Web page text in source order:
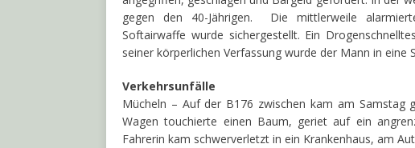
gegen den 40-Jährigen. Die mittlerweile
Softairwaffe wurde sichergestellt. Ein
seiner körperlichen Verfassung wurde der Mann in eine
Verkehrsunfälle
Mücheln – Auf der B176 zwischen kam am Samstag
Wagen touchierte einen Baum, geriet auf ein
Fahrerin kam schwerverletzt in ein Krankenhaus, am